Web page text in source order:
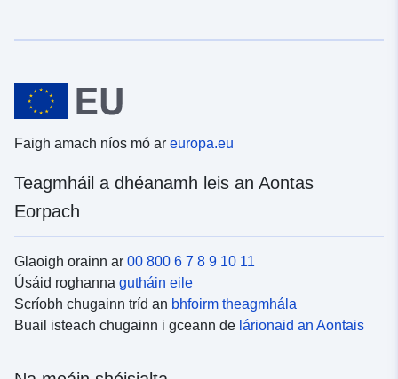
Faigh amach níos mó ar europa.eu
Teagmháil a dhéanamh leis an Aontas
Eorpach
Glaoigh orainn ar 00 800 6 7 8 9 10 11
Úsáid roghanna gutháin eile
Scríobh chugainn tríd an bhfoirm theagmhála
Buail isteach chugainn i gceann de lárionaid an Aontais